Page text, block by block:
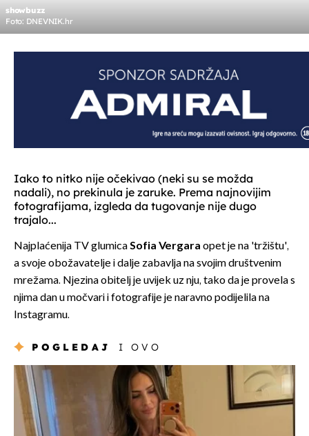
showbuzz
Foto: DNEVNIK.hr
Iako to nitko nije očekivao (neki su se možda
nadali), no prekinula je zaruke. Prema najnovijim
fotografijama, izgleda da tugovanje nije dugo
trajalo...
Najplaćenija TV glumicaSofia Vergara opet je na 'tržištu',
a svoje obožavatelje i dalje zabavlja na svojim društvenim
mrežama. Njezina obitelj je uvijek uz nju, tako da je provela s
njima dan u močvari i fotografije je naravno podijelila na
Instagramu.
POGLEDAJ I OVO